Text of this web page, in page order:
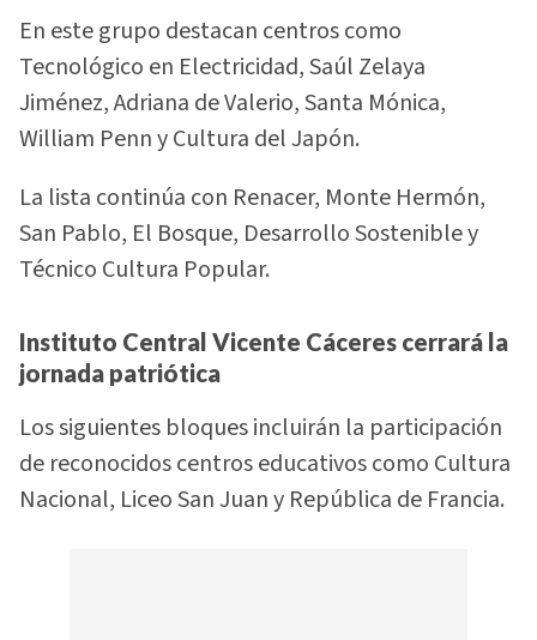
En este grupo destacan centros como
Tecnológico en Electricidad, Saúl Zelaya
Jiménez, Adriana de Valerio, Santa Mónica,
William Penn y Cultura del Japón.
La lista continúa con Renacer, Monte Hermón,
San Pablo, El Bosque, Desarrollo Sostenible y
Técnico Cultura Popular.
Instituto Central Vicente Cáceres cerrará la
jornada patriótica
Los siguientes bloques incluirán la participación
de reconocidos centros educativos como Cultura
Nacional, Liceo San Juan y República de Francia.